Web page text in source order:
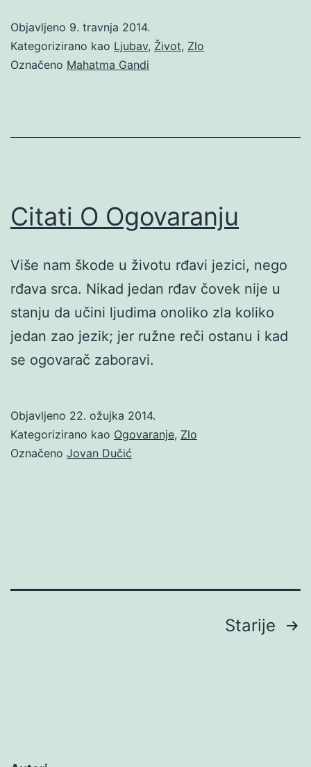
Objavljeno 9. travnja 2014.
Kategorizirano kao Ljubav, Život, Zlo
Označeno Mahatma Gandi
Citati O Ogovaranju
Više nam škode u životu rđavi jezici, nego
rđava srca. Nikad jedan rđav čovek nije u
stanju da učini ljudima onoliko zla koliko
jedan zao jezik; jer ružne reči ostanu i kad
se ogovarač zaboravi.
Objavljeno 22. ožujka 2014.
Kategorizirano kao Ogovaranje, Zlo
Označeno Jovan Dučić
Starije